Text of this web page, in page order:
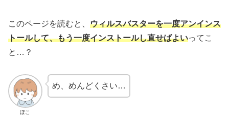
このページを読むと、 ウィルスバスターを一度アンインス
トールして、もう一度インストールし直せばよいってこ
と…？
ぽこ
め、めんどくさい…